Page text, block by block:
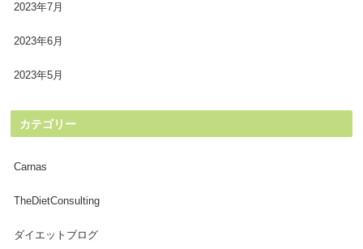
2023年7月
2023年6月
2023年5月
カテゴリー
Carnas
TheDietConsulting
ダイエットブログ